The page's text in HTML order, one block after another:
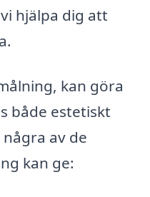
hjälpa dig att
kan göra
både estetiskt
av de
kan ge: